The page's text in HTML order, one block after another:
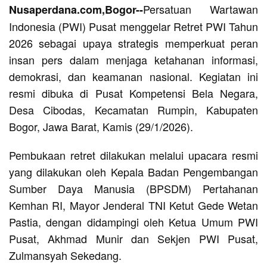
Nusaperdana.com,Bogor--Persatuan Wartawan
Indonesia (PWI) Pusat menggelar Retret PWI Tahun
2026 sebagai upaya strategis memperkuat peran
insan pers dalam menjaga ketahanan informasi,
demokrasi, dan keamanan nasional. Kegiatan ini
resmi dibuka di Pusat Kompetensi Bela Negara,
Desa Cibodas, Kecamatan Rumpin, Kabupaten
Bogor, Jawa Barat, Kamis (29/1/2026).
Pembukaan retret dilakukan melalui upacara resmi
yang dilakukan oleh Kepala Badan Pengembangan
Sumber Daya Manusia (BPSDM) Pertahanan
Kemhan RI, Mayor Jenderal TNI Ketut Gede Wetan
Pastia, dengan didampingi oleh Ketua Umum PWI
Pusat, Akhmad Munir dan Sekjen PWI Pusat,
Zulmansyah Sekedang.